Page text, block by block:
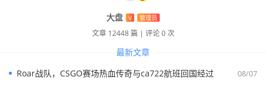
号价值的变化趋势仍有待进一步观察，玩家们需要更加理性
地对待自己的 Steam 账号，关注游戏市场动态，以适应这种
大盘 V 管理员
文章 12448 篇 | 评论 0 次
最新文章
08/07
Roar战队，CSGO赛场热血传奇与ca722航班回国经过